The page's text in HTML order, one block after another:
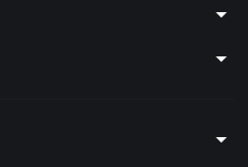
arrow_drop_down
arrow_drop_down
arrow_drop_down